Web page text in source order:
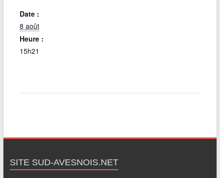
Date :
8 août
Heure :
15h21
SITE SUD-AVESNOIS.NET